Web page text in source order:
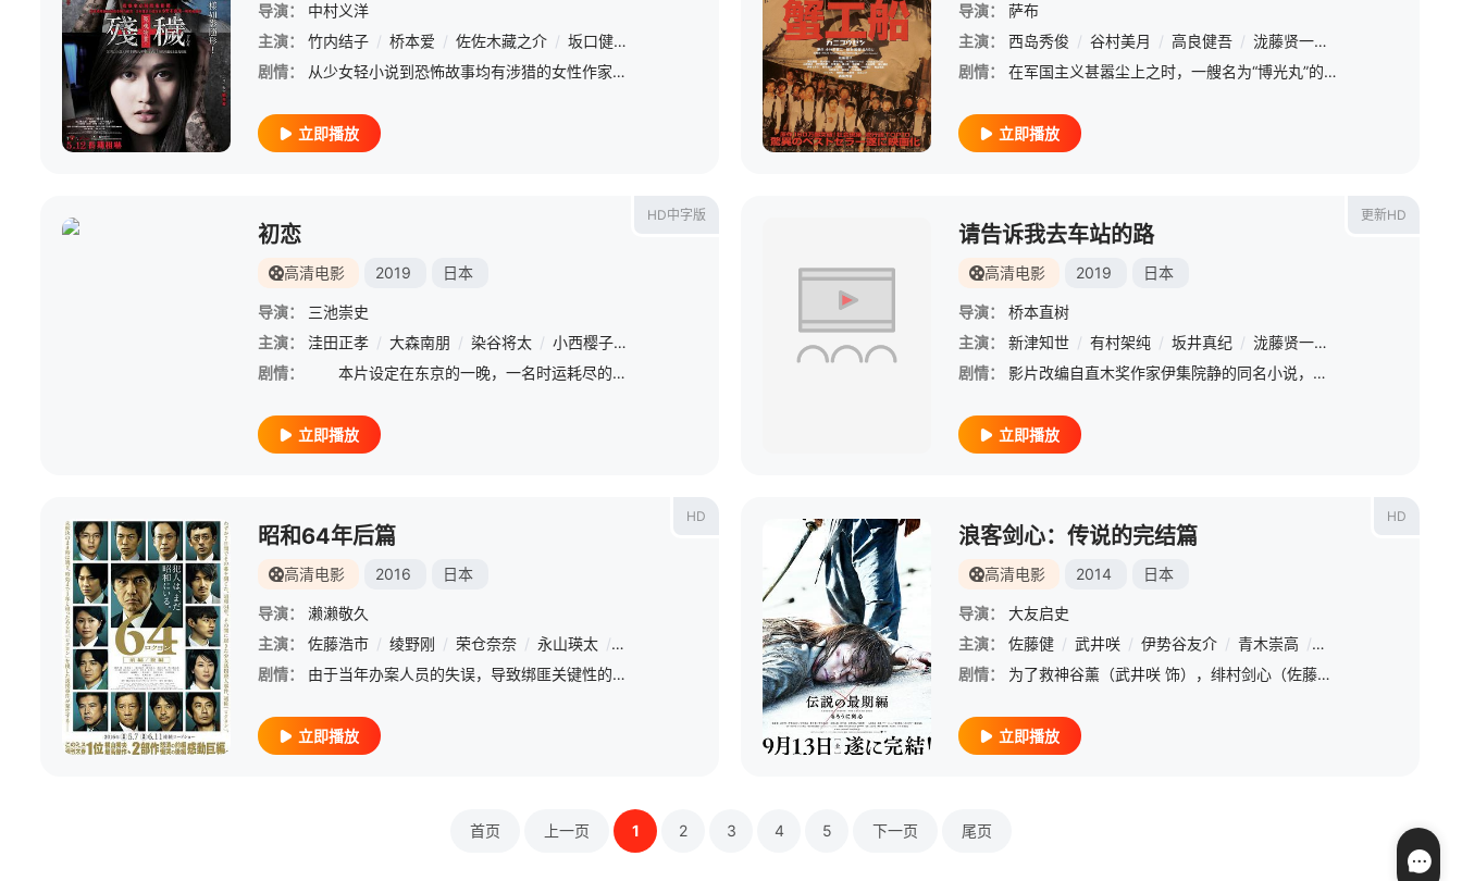
导演：
中村义洋
主演：
竹内结子 / 桥本爱 / 佐佐木藏之介 / 坂口健太郎
剧情：
从少女轻小说到恐怖故事均有涉猎的女性作家（竹内结子 饰），在过去的半年里一直应邀为某杂志撰写短篇怪谈。她的故事均来自读者投稿的个人经历，其中有一位女孩的投稿让她卷入了难以想象的恐怖深渊。女孩（桥本爱
立即播放
导演：
萨布
主演：
西岛秀俊 / 谷村美月 / 高良健吾 / 泷藤贤一 /
剧情：
在军国主义甚嚣尘上之时，一艘名为“博光丸”的渔船载着数十名蟹工颠簸在堪察加半岛海域的惊涛骇浪之中。这艘船由专事蟹肉罐头制作的食品公司所有，并以帝国的名义进行疯狂的捕捞和生产。蟹工们出身各有不同，但无一
立即播放
HD中字版
初恋
高清电影 2019 日本
导演：
三池崇史
主演：
洼田正孝 / 大森南朋 / 染谷将太 / 小西樱子 / 盐见三省 内野圣阳 三浦贵大 / 矢岛舞美 / 颜正国 / 段钧豪 / 泷藤贤一 / 藤岡麻美
剧情：
本片设定在东京的一晚，一名时运耗尽的拳击名手利奥(洼田正孝饰)遇到了他的初恋莫妮卡(小西樱子饰)。莫妮卡是一名吸毒的应召女郎，但她依旧很天真。莫妮卡不知不觉陷入毒品走私计划之中，两人在这晚被腐败的
立即播放
更新HD
请告诉我去车站的路
高清电影 2019 日本
导演：
桥本直树
主演：
新津知世 / 有村架纯 / 坂井真纪 / 泷藤贤一 /
剧情：
影片改编自直木奖作家伊集院静的同名小说，讲述的爱犬死去的八岁女孩沙耶香（新津世知 饰演），和多年前失去幼小儿子的老人布濑（笈田吉饰演)在交流重要家人离开的心情时，逐渐温暖内心的丧失感的感人故事
立即播放
HD
昭和64年后篇
高清电影 2016 日本
导演：
濑濑敬久
主演：
佐藤浩市 / 绫野刚 / 荣仓奈奈 / 永山瑛太 / 三浦友和 / 吉冈秀隆 / 仲村亨 椎名桔平 泷藤贤一 / 奥田瑛二 / 夏川结衣 / 绪形直人
剧情：
由于当年办案人员的失误，导致绑匪关键性的电话没有被录下来。相关人员承担责任，警方高层则将其视为禁区只字不提。三上义信（佐藤浩市 饰）与媒体苦苦周旋的同时，竭尽全力试图打破警方的窠臼，同时针对当年的案件
立即播放
HD
浪客剑心：传说的完结篇
高清电影 2014 日本
导演：
大友启史
主演：
佐藤健 / 武井咲 / 伊势谷友介 / 青木崇高 / 苍井优
剧情：
为了救神谷薰（武井咲 饰），绯村剑心（佐藤健 饰）纵身跃入大海，昏迷中他飘到某座小岛，最终为传授了他飞天御剑流的师父比古清十郎（福山雅治 饰）所救。深感到自身与志志雄真实（藤原龙也 饰）的巨大差距，为
立即播放
首页 上一页 1 2 3 4 5 下一页 尾页